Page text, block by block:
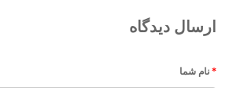
ارسال دیدگاه
نام شما